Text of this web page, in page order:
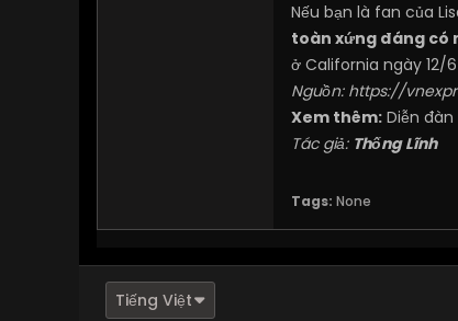
Nếu bạn là fan của
toàn xứng đáng có
ở California ngày 12/
Nguồn: https://
Xem thêm: Diễn
Tác giả: Thống Lĩnh
Tags: None
Tiếng Việt